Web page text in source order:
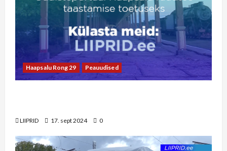
Haapsalu Rong 29 Peauudised
LIIPRID 17. sept 2024 0